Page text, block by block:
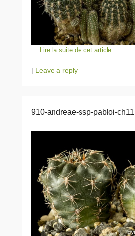
Lire la suite de cet article
| Leave a reply
910-andreae-ssp-pabloi-